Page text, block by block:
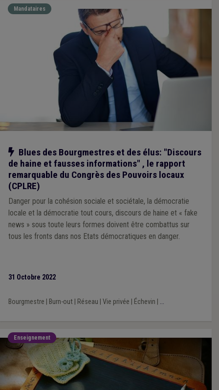
Mandataires
Notre action
Blues des Bourgmestres et des élus: "Discours
de haine et fausses informations" , le rapport
remarquable du Congrès des Pouvoirs locaux
(CPLRE)
Danger pour la cohésion sociale et sociétale, la démocratie
locale et la démocratie tout cours, discours de haine et « fake
news » sous toute leurs formes doivent être combattus sur
tous les fronts dans nos Etats démocratiques en danger.
31 Octobre 2022
Bourgmestre Burn-out| Réseau Vie privée Échevin ...
Enseignement